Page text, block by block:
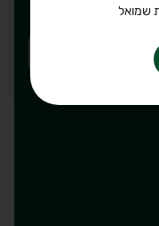
טובים!
שמואל